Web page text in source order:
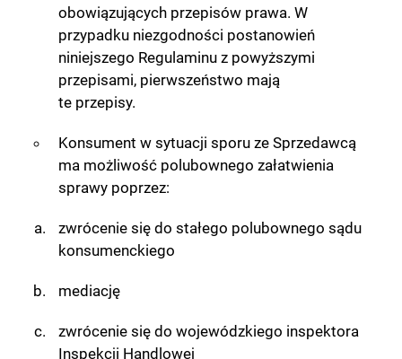
obowiązujących przepisów prawa. W
przypadku niezgodności postanowień
niniejszego Regulaminu z powyższymi
przepisami, pierwszeństwo mają
te przepisy.
Konsument w sytuacji sporu ze Sprzedawcą
ma możliwość polubownego załatwienia
sprawy poprzez:
zwrócenie się do stałego polubownego sądu
konsumenckiego
mediację
zwrócenie się do wojewódzkiego inspektora
Inspekcji Handlowej